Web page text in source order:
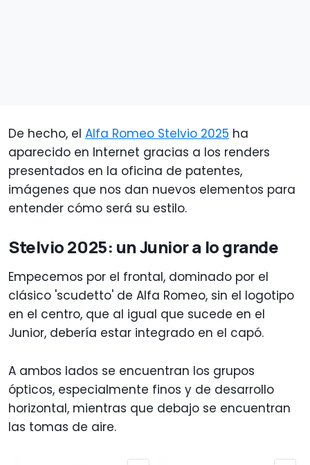
De hecho, el Alfa Romeo Stelvio 2025 ha
aparecido en Internet gracias a los renders
presentados en la oficina de patentes,
imágenes que nos dan nuevos elementos para
entender cómo será su estilo.
Stelvio 2025: un Junior a lo grande
Empecemos por el frontal, dominado por el
clásico 'scudetto' de Alfa Romeo, sin el logotipo
en el centro, que al igual que sucede en el
Junior, debería estar integrado en el capó.
A ambos lados se encuentran los grupos
ópticos, especialmente finos y de desarrollo
horizontal, mientras que debajo se encuentran
las tomas de aire.